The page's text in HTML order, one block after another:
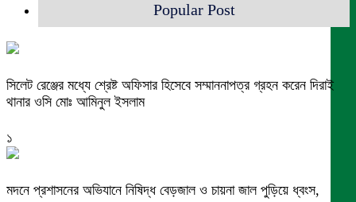
Popular Post
সিলেট রেঞ্জের মধ্যে শ্রেষ্ট অফিসার হিসেবে সম্মাননাপত্র গ্রহন করেন দিরাই
থানার ওসি মোঃ আমিনুল ইসলাম
১
মদনে প্রশাসনের অভিযানে নিষিদ্ধ বেড়জাল ও চায়না জাল পুড়িয়ে ধ্বংস,